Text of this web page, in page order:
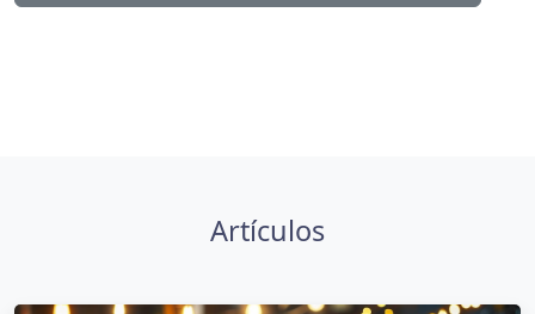
Artículos